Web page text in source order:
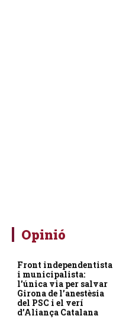
Opinió
Front independentista
i municipalista:
l’única via per salvar
Girona de l’anestèsia
del PSC i el verí
d’Aliança Catalana